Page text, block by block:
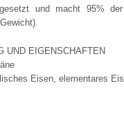
und macht 95%
UND EIGENSCHAFTEN
Eisen, elementares